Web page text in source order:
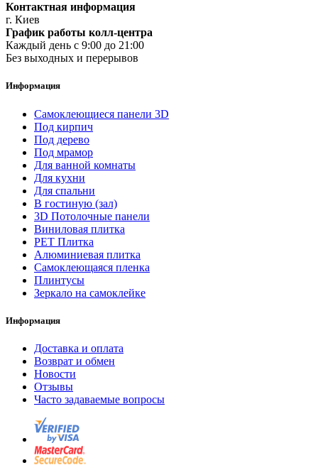
Контактная информация
г. Киев
График работы колл-центра
Каждый день с 9:00 до 21:00
Без выходных и перерывов
Информация
Самоклеющиеся панели 3D
Под кирпич
Под дерево
Под мрамор
Для ванной комнаты
Для кухни
Для спальни
В гостиную (зал)
3D Потолочные панели
Виниловая плитка
PET Плитка
Алюминиевая плитка
Самоклеющаяся пленка
Плинтусы
Зеркало на самоклейке
Информация
Доставка и оплата
Возврат и обмен
Новости
Отзывы
Часто задаваемые вопросы